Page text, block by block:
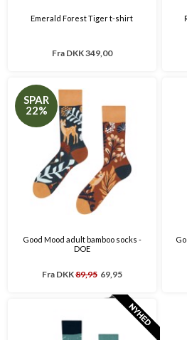
Emerald Forest Tiger t-shirt
Fra DKK 349,00
SPAR
22%
Good Mood adult bamboo socks -
DOE
Fra DKK89,95 69,95